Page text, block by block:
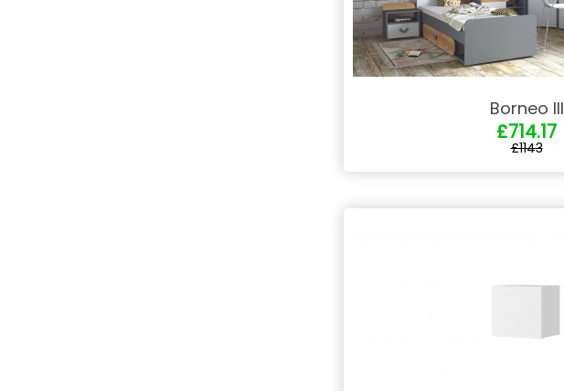
Borneo III
£714.17
£1143